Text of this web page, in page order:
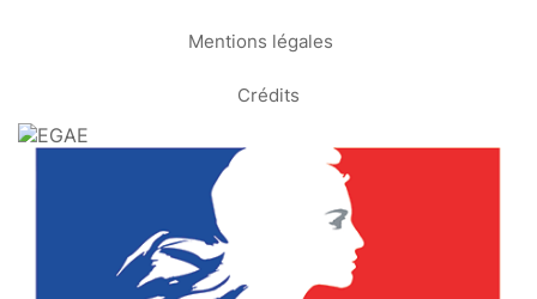
Mentions légales
Crédits